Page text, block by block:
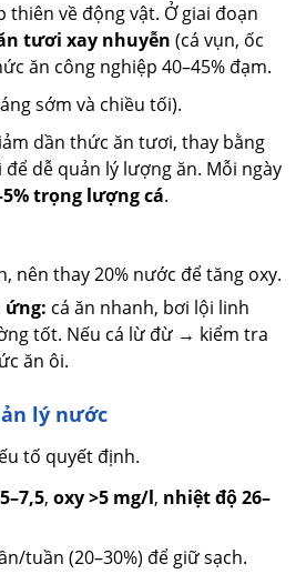
thiên về động vật. Ở giai đoạn
tươi xay nhuyễn (cá vụn, ốc
ăn công nghiệp 40–45% đạm.
sớm và chiều tối).
dần thức ăn tươi, thay bằng
dễ quản lý lượng ăn. Mỗi ngày
trọng lượng cá.
nên thay 20% nước để tăng oxy.
ứng: cá ăn nhanh, bơi lội linh
tốt. Nếu cá lừ đừ → kiểm tra
ăn ôi.
lý nước
tố quyết định.
,oxy >5 mg/l, nhiệt độ 26–
tuần (20–30%) để giữ sạch.